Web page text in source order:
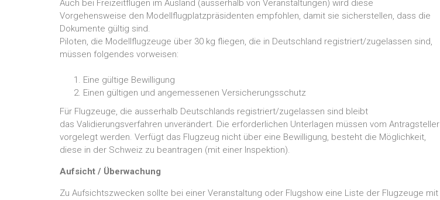
Auch bei Freizeitflügen im Ausland (ausserhalb von Veranstaltungen) wird diese
Vorgehensweise den Modellflugplatzpräsidenten empfohlen, damit sie sicherstellen, dass die
Dokumente gültig sind.
Piloten, die Modellflugzeuge über 30 kg fliegen, die in Deutschland registriert/zugelassen sind,
müssen folgendes vorweisen:
Eine gültige Bewilligung
Einen gültigen und angemessenen Versicherungsschutz
Für Flugzeuge, die ausserhalb Deutschlands registriert/zugelassen sind bleibt
das Validierungsverfahren unverändert. Die erforderlichen Unterlagen müssen vom Antragsteller
vorgelegt werden. Verfügt das Flugzeug nicht über eine Bewilligung, besteht die Möglichkeit,
diese in der Schweiz zu beantragen (mit einer Inspektion).
Aufsicht / Überwachung
Zu Aufsichtszwecken sollte bei einer Veranstaltung oder Flugshow eine Liste der Flugzeuge mit